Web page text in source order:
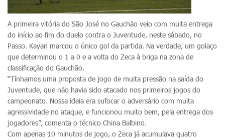
A primeira vitória do São José no Gauchão veio com muita entrega
do início ao fim do duelo contra o Juventude, neste sábado, no
Passo. Kayan marcou o único gol da partida. Na verdade, um golaço
que determinou o 1 a 0 e a volta do Zeca à briga na zona de
classificação do Gauchão.
“Tínhamos uma proposta de jogo de muita pressão na saída do
Juventude, que não havia sido atacado nos primeiros jogos do
campeonato. Nossa ideia era sufocar o adversário com muita
agressividade no ataque, e funcionou muito bem, pela entrega dos
jogadores”, comenta o técnico China Balbino.
Com apenas 10 minutos de jogo, o Zeca já acumulava quatro